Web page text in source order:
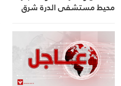
محيط مستشفى الدرة شرق